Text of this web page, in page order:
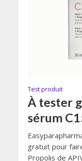
Test produit
À tester
sérum
gratuit pour
Propolis de